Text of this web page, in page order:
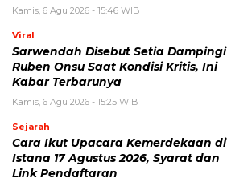
Kamis, 6 Agu 2026 - 15:46 WIB
Viral
Sarwendah Disebut Setia Dampingi
Ruben Onsu Saat Kondisi Kritis, Ini
Kabar Terbarunya
Kamis, 6 Agu 2026 - 15:25 WIB
Sejarah
Cara Ikut Upacara Kemerdekaan di
Istana 17 Agustus 2026, Syarat dan
Link Pendaftaran